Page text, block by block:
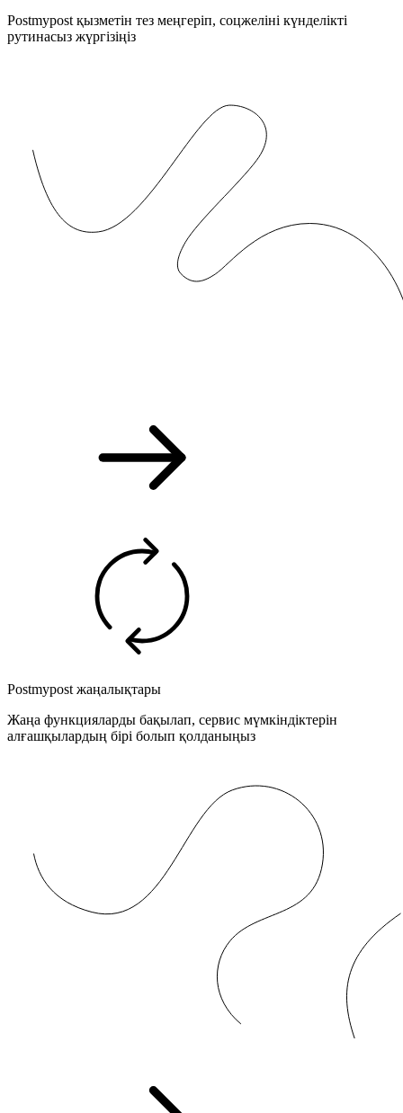
Postmypost қызметін тез меңгеріп, соцжеліні күнделікті
рутинасыз жүргізіңіз
Postmypost жаңалықтары
Жаңа функцияларды бақылап, сервис мүмкіндіктерін
алғашқылардың бірі болып қолданыңыз